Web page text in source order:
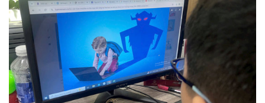
đồng bộ, từ hoàn thiện pháp lý, phát triển công nghệ AI, hạ tầng
IPv6 đến truyền thông và hỗ trợ sức khỏe tâm thần. Bên cạnh
đó, chương trình siết chặt trách nhiệm của doanh nghiệp công
nghệ, viễn thông và đơn vị cung cấp trò chơi điện tử trong việc
gỡ bỏ nội dung độc hại và bảo vệ thông tin riêng tư của trẻ.